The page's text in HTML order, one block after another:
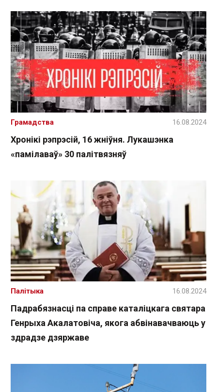
Хронікі рэпрэсій, 16 жніўня. Лукашэнка
«памілаваў» 30 палітвязняў
Грамадства 16.08.2024
Падрабязнасці па справе каталіцкага святара
Генрыха Акалатовіча, якога абвінавачваюць у
здрадзе дзяржаве
Палітыка 16.08.2024